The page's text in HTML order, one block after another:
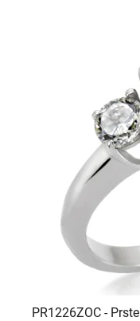
PR1226ZOC -